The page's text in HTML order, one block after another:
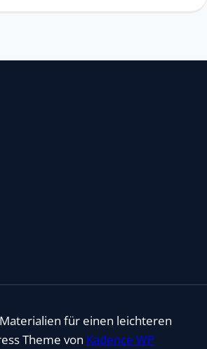
für einen leichteren
Theme von Kadence WP